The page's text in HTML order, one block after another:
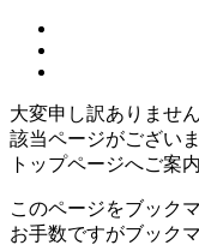
大変申し訳ありません
該当ページがございま
トップページへご案
このページをブック
お手数ですがブック